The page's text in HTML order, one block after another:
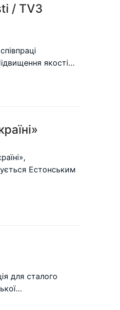
/ TV3
якості…
Естонським
для сталого